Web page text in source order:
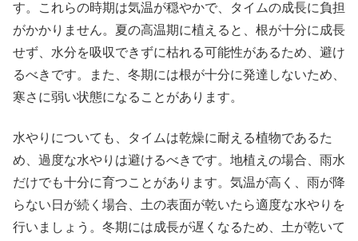
す。これらの時期は気温が穏やかで、タイムの成長に負担
がかかりません。夏の高温期に植えると、根が十分に成長
せず、水分を吸収できずに枯れる可能性があるため、避け
るべきです。また、冬期には根が十分に発達しないため、
寒さに弱い状態になることがあります。
水やりについても、タイムは乾燥に耐える植物であるた
め、過度な水やりは避けるべきです。地植えの場合、雨水
だけでも十分に育つことがあります。気温が高く、雨が降
らない日が続く場合、土の表面が乾いたら適度な水やりを
行いましょう。冬期には成長が遅くなるため、土が乾いて